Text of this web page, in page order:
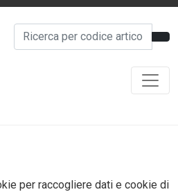
per raccogliere dati e cookie di